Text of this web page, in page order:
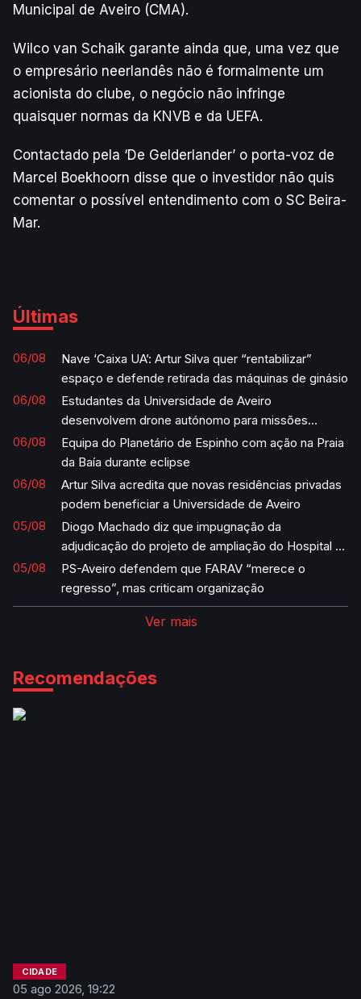
Municipal de Aveiro (CMA).
Wilco van Schaik garante ainda que, uma vez que
o empresário neerlandês não é formalmente um
acionista do clube, o negócio não infringe
quaisquer normas da KNVB e da UEFA.
Contactado pela ‘De Gelderlander’ o porta-voz de
Marcel Boekhoorn disse que o investidor não quis
comentar o possível entendimento com o SC Beira-
Mar.
Últimas
06/08
Nave ‘Caixa UA’: Artur Silva quer “rentabilizar”
espaço e defende retirada das máquinas de ginásio
06/08
Estudantes da Universidade de Aveiro
desenvolvem drone autónomo para missões
humanitárias
06/08
Equipa do Planetário de Espinho com ação na Praia
da Baía durante eclipse
06/08
Artur Silva acredita que novas residências privadas
podem beneficiar a Universidade de Aveiro
05/08
Diogo Machado diz que impugnação da
adjudicação do projeto de ampliação do Hospital é
“uma vergonha”
05/08
PS-Aveiro defendem que FARAV “merece o
regresso”, mas criticam organização
Ver mais
Recomendações
CIDADE
05 ago 2026, 19:22